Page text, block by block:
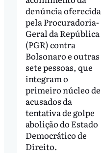
denúncia oferecida
pela Procuradoria-
Geral da República
(PGR) contra
Bolsonaro e outras
sete pessoas, que
integram o
primeiro núcleo de
acusados da
tentativa de golpe
abolição do Estado
Democrático de
Direito.